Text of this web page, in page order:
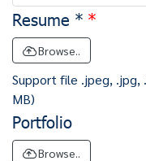
Resume *
Browse..
Support file .jpeg, .jpg,
MB)
Portfolio
Browse..